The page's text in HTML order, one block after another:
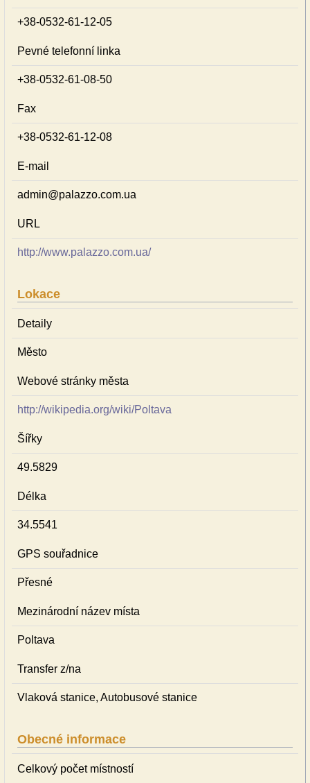
+38-0532-61-12-05
Pevné telefonní linka
+38-0532-61-08-50
Fax
+38-0532-61-12-08
E-mail
admin@palazzo.com.ua
URL
http://www.palazzo.com.ua/
Lokace
Detaily
Město
Webové stránky města
http://wikipedia.org/wiki/Poltava
Šířky
49.5829
Délka
34.5541
GPS souřadnice
Přesné
Mezinárodní název místa
Poltava
Transfer z/na
Vlaková stanice, Autobusové stanice
Obecné informace
Celkový počet místností